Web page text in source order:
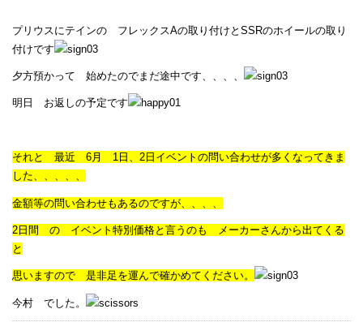
プリウスにテインの フレックスAの取り付けとSSRのホイールの取り
付けです
夕方預かって 始めたのでまだ途中です、、、、
明日 お返しの予定です
それと 最近 6月 1日、2日イベントの問い合わせが多くなってきま
した、、、、、
金額等の問い合わせもあるのですが、、、、
2日間 の イベント特別価格と言うのも メーカーさんから出てくる
と
思いますので 是非足を運んで確かめてください。
今村 でした。